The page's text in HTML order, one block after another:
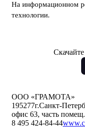
На информационном
технологии.
ООО «ГРАМОТА»
195277г.Санкт-
офис 63, часть
8 495 424-84-44